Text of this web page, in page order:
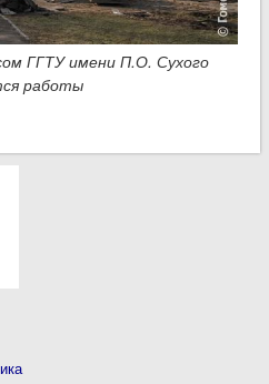
ГГТУ имени П.О. Сухого
работы
корпусом университета
спроектированный